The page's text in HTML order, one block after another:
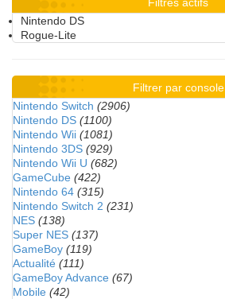
Nintendo DS
Rogue-Lite
Filtrer par console
Nintendo Switch (2906)
Nintendo DS (1100)
Nintendo Wii (1081)
Nintendo 3DS (929)
Nintendo Wii U (682)
GameCube (422)
Nintendo 64 (315)
Nintendo Switch 2 (231)
NES (138)
Super NES (137)
GameBoy (119)
Actualité (111)
GameBoy Advance (67)
Mobile (42)